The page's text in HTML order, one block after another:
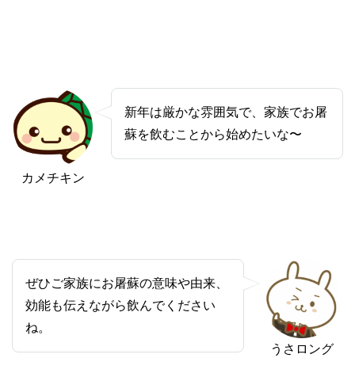
カメチキン
新年は厳かな雰囲気で、家族でお屠
蘇を飲むことから始めたいな〜
うさロング
ぜひご家族にお屠蘇の意味や由来、
効能も伝えながら飲んでください
ね。